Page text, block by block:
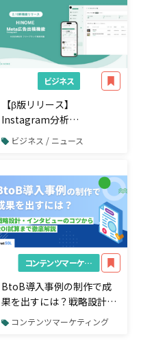
ビジネス
【β版リリース】
Instagram分析
『HINOME』、Meta広告
出稿まで完結する新機能を
リース記念で2月末まで全
プランで利用可能。 ～リ
リース記念で特別プランも
ご用意～
ビジネス / ニュース
コンテンツマーケティング
BtoB導入事例の制作で成
果を出すには？戦略設計・
インタビューのコツから
コンテンツマーケティング